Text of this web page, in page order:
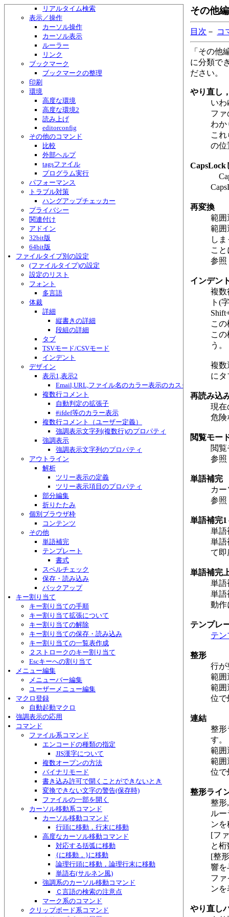
リアルタイム検索
表示／操作
カーソル操作
カーソル表示
ルーラー
リンク
ブックマーク
ブックマークの整理
印刷
環境
高度な環境
高度な環境2
読み上げ
editorconfig
その他のコマンド
比較
外部ヘルプ
tagsファイル
プログラム実行
パフォーマンス
トラブル対策
ハングアップチェッカー
プライバシー
関連付け
アドイン
32bit版
64bit版
ファイルタイプ別の設定
(ファイルタイプ)の設定
設定のリスト
フォント
多言語
体裁
詳細
縦書きの詳細
段組の詳細
タブ
TSVモード/CSVモード
インデント
デザイン
表示1,表示2
Email,URL,ファイル名のカラー表示のカスタマイズ
複数行コメント
自動判定の拡張子
#ifdef等のカラー表示
複数行コメント（ユーザー定義）
強調表示文字列(複数行)のプロパティ
強調表示
強調表示文字列のプロパティ
アウトライン
解析
ツリー表示の定義
ツリー表示項目のプロパティ
部分編集
折りたたみ
個別ブラウザ枠
コンテンツ
その他
単語補完
テンプレート
書式
スペルチェック
保存・読み込み
バックアップ
キー割り当て
キー割り当ての手順
キー割り当て拡張について
キー割り当ての解除
キー割り当ての保存・読み込み
キー割り当ての一覧表作成
２ストロークのキー割り当て
Escキーへの割り当て
メニュー編集
メニューバー編集
ユーザーメニュー編集
マクロ登録
自動起動マクロ
強調表示の応用
コマンド
ファイル系コマンド
エンコードの種類の指定
JIS漢字について
複数オープンの方法
バイナリモード
書き込み許可で開くことができないとき
変換できない文字の警告(保存時)
ファイルの一部を開く
カーソル移動系コマンド
カーソル移動コマンド
行頭に移動，行末に移動
高度なカーソル移動コマンド
対応する括弧に移動
{に移動，}に移動
論理行頭に移動，論理行末に移動
単語右(サルネン風)
強調系のカーソル移動コマンド
Ｃ言語の検索の注意点
マーク系のコマンド
クリップボード系コマンド
その他
目次 － コ
「その他
に分類で
ださい。
やり直し
い
フ
わ
こ
の位
CapsLock
再変換
範囲
範囲
し
こ
参照
インデン
複数
ト(
こ
こ
う。
複数
に
再読み込
現在
危険
閲覧モー
閲
参照
単語補完
カ
参
単語補完1
単語
単語
て即
単語補完
単語
単
動作
テンプレ
テ
整形
行が
範囲
範囲
位で
連結
整形
す。
範囲
範囲
位で
整形ライ
整形
ル
ン
[フ
と
[整
響を
フ
ン
やり直し